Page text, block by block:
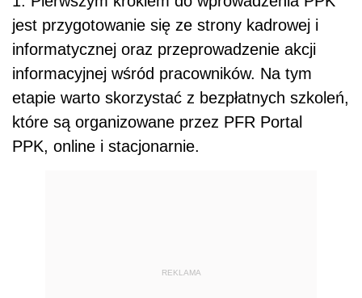
jest przygotowanie się ze strony kadrowej i
informatycznej oraz przeprowadzenie akcji
informacyjnej wśród pracowników. Na tym
etapie warto skorzystać z bezpłatnych szkoleń,
które są organizowane przez PFR Portal
PPK, online i stacjonarnie.
REKLAMA